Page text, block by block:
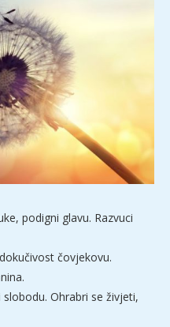
podigni glavu. Razvuci
čovjekovu.
Ohrabri se živjeti,